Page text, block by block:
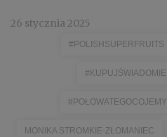
26 stycznia 2025
#POLISHSUPERFRUITS
#KUPUJŚWIADOMIE
#POŁOWATEGOCOJEMY
MONIKA STROMKIE-ZŁOMANIEC